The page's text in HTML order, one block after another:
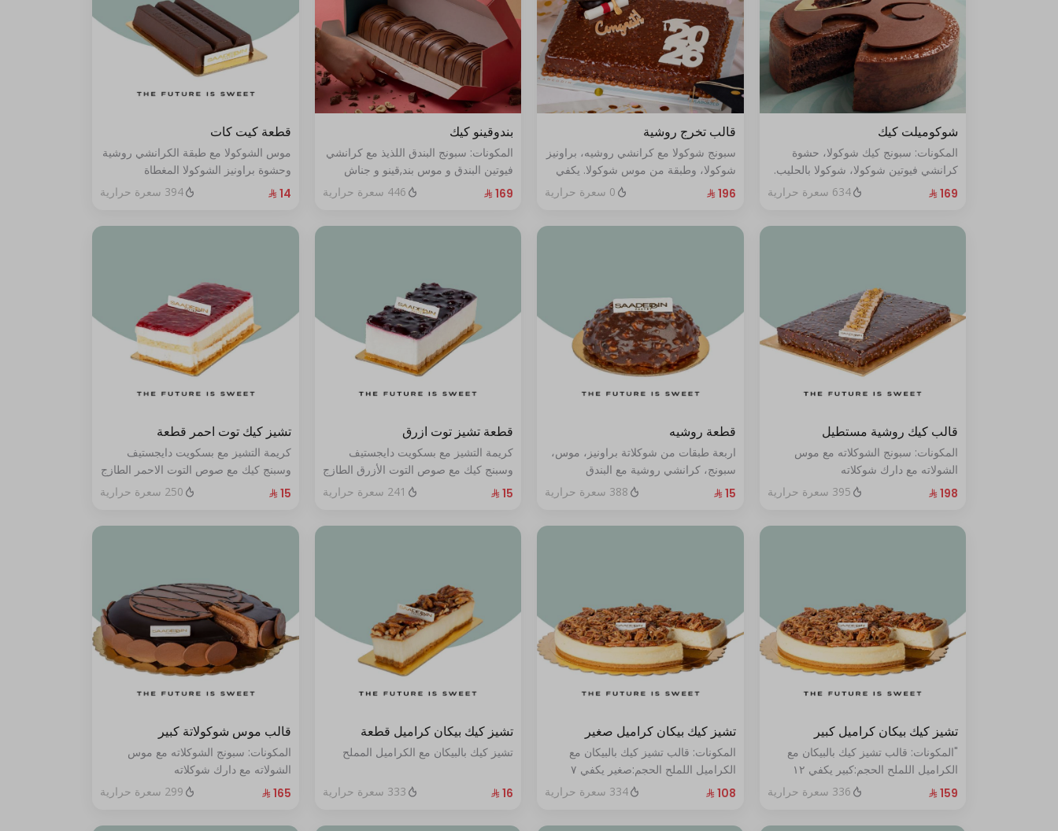
شوكوميلت كيك
المكونات: سبونج كيك شوكولا، حشوة
كرانشي فيوتين شوكولا، شوكولا بالحليب.
(تكفي من ٨ إلى ١٠ شخصًا)
634 سعرة حرارية
قالب تخرج روشية
سبونج شوكولا مع كرانشي روشيه، براونيز
شوكولا، وطبقة من موس شوكولا. يكفي
من ١٠ إلى ١٢ شخصًا
0 سعرة حرارية
بندوقينو كيك
المكونات: سبونج البندق اللذيذ مع كرانشي
فيوتين البندق و موس بند,قينو و جناش
البندق مع طبقة شوكولا ناعمة (تكفي من
446 سعرة حرارية
قطعة كيت كات
موس الشوكولا مع طبقة الكرانشي روشية
وحشوة براونيز الشوكولا المغطاة
بالكراميل
394 سعرة حرارية
قالب كيك روشية مستطيل
المكونات: سبونج الشوكلاته مع موس
الشولاته مع دارك شوكلاته
الحجم:صغير:يكفي ١٤ أشخاص"
395 سعرة حرارية
قطعة روشيه
اربعة طبقات من شوكلاتة براونيز، موس،
سبونج، كرانشي روشية مع البندق
388 سعرة حرارية
قطعة تشيز توت ازرق
كريمة التشيز مع بسكويت دايجستيف
وسبنج كيك مع صوص التوت الأزرق الطازج
241 سعرة حرارية
تشيز كيك توت احمر قطعة
كريمة التشيز مع بسكويت دايجستيف
وسبنج كيك مع صوص التوت الاحمر الطازج
250 سعرة حرارية
تشيز كيك بيكان كراميل كبير
"المكونات: قالب تشيز كيك بالبيكان مع
الكراميل اللملح الحجم:كبير يكفي ١٢
أشخاص"
336 سعرة حرارية
تشيز كيك بيكان كراميل صغير
المكونات: قالب تشيز كيك بالبيكان مع
الكراميل اللملح الحجم:صغير يكفي ٧
أشخاص
334 سعرة حرارية
تشيز كيك بيكان كراميل قطعة
تشيز كيك بالبيكان مع الكراميل المملح
333 سعرة حرارية
قالب موس شوكولاتة كبير
المكونات: سبونج الشوكلاته مع موس
الشولاته مع دارك شوكلاته
الحجم:كبير يكفي ١٢ أشخاص"
299 سعرة حرارية